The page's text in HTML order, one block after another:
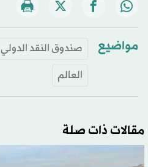
مواضيع صندوق النقد الدولي
العالم
مقالات ذات صلة